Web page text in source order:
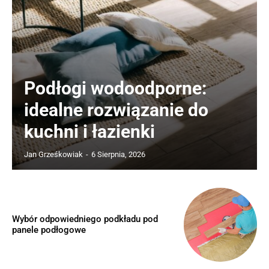
Podłogi wodoodporne:
idealne rozwiązanie do
kuchni i łazienki
Jan Grześkowiak - 6 Sierpnia, 2026
Wybór odpowiedniego podkładu pod
panele podłogowe